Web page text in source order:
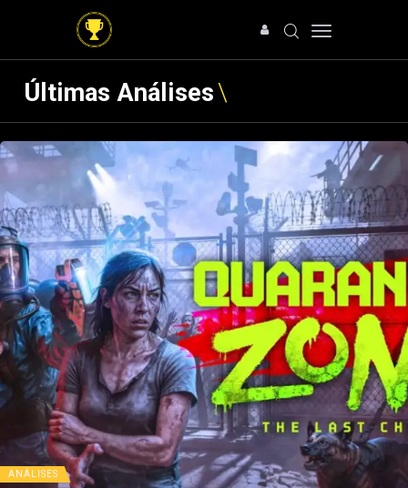
HOME
NOTÍCIAS
ARTIGOS
ANÁLISES
OFERTAS
SOBRE NÓS
Últimas Análises
ANÁLISES